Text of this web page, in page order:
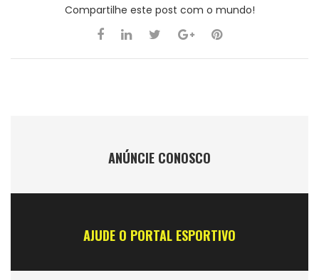
Compartilhe este post com o mundo!
ANÚNCIE CONOSCO
AJUDE O PORTAL ESPORTIVO